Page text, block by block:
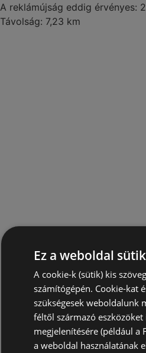
A reklámújság eddig érvényes:
Távolság: 7,23 km
Ez a weboldal
A cookie-k (sütik) kis
számítógépén. Cookie-kat
szükségesek weboldalunk
féltől származó
megjelenítésére (például a
a weboldal használatának